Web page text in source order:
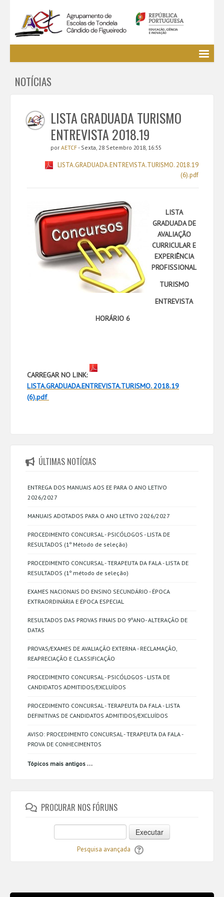
EE / Alunos
Cursos Profissionais
Bibliotecas
Media AETCF
Legislação
Utilizador não identificado. (
NOTÍCIAS
LISTA GRADUADA TURISMO
ENTREVISTA 2018.19
por AETCF- Sexta, 28 Setembro 2018, 16:55
LISTA.GRADUADA.ENTREVISTA.TURISMO. 2018.19
(6).pdf
LISTA
GRADUADADE
AVALIAÇÃO
CURRICULAR E
EXPERIÊNCIA
PROFISSIONAL
TURISMO
ENTREVISTA
HORÁRIO 6
CARREGAR NO LINK:
LISTA.GRADUADA.ENTREVISTA.TURISMO. 2018.19
(6).pdf
ÚLTIMAS NOTÍCIAS
ENTREGA DOS MANUAIS AOS EE PARA O ANO LETIVO
2026/2027
MANUAIS ADOTADOS PARA O ANO LETIVO 2026/2027
PROCEDIMENTO CONCURSAL - PSICÓLOGOS - LISTA DE
RESULTADOS (1º Método de seleção)
PROCEDIMENTO CONCURSAL - TERAPEUTA DA FALA - LISTA DE
RESULTADOS (1º método de seleção)
EXAMES NACIONAIS DO ENSINO SECUNDÁRIO - ÉPOCA
EXTRAORDINÁRIA E ÉPOCA ESPECIAL
RESULTADOS DAS PROVAS FINAIS DO 9ºANO- ALTERAÇÃO DE
DATAS
PROVAS/EXAMES DE AVALIAÇÃO EXTERNA - RECLAMAÇÃO,
REAPRECIAÇÃO E CLASSIFICAÇÃO
PROCEDIMENTO CONCURSAL - PSICÓLOGOS - LISTA DE
CANDIDATOS ADMITIDOS/EXCLUÍDOS
PROCEDIMENTO CONCURSAL - TERAPEUTA DA FALA - LISTA
DEFINITIVAS DE CANDIDATOS ADMITIDOS/EXCLUÍDOS
AVISO: PROCEDIMENTO CONCURSAL - TERAPEUTA DA FALA -
PROVA DE CONHECIMENTOS
Tópicos mais antigos ...
PROCURAR NOS FÓRUNS
Executar
Pesquisa avançada